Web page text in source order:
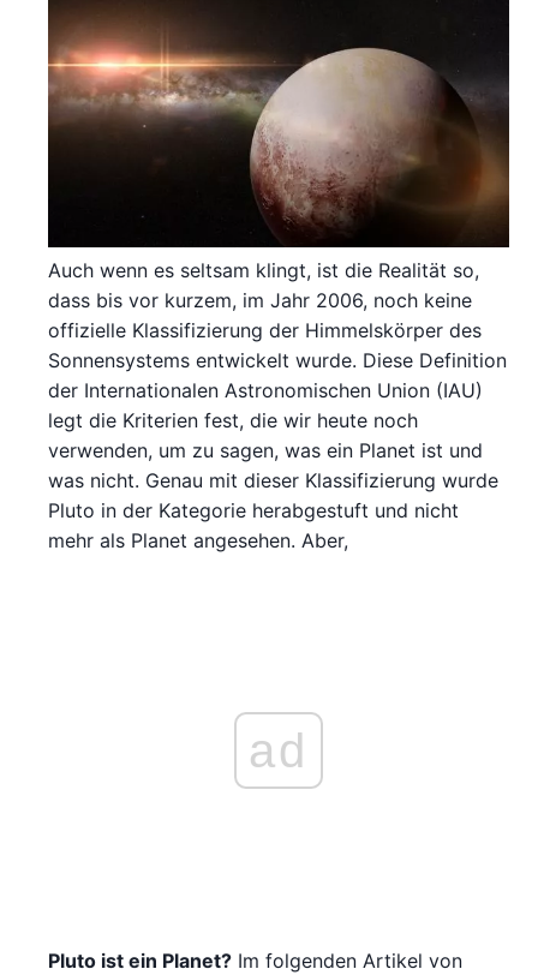
Auch wenn es seltsam klingt, ist die Realität so,
dass bis vor kurzem, im Jahr 2006, noch keine
offizielle Klassifizierung der Himmelskörper des
Sonnensystems entwickelt wurde. Diese Definition
der Internationalen Astronomischen Union (IAU)
legt die Kriterien fest, die wir heute noch
verwenden, um zu sagen, was ein Planet ist und
was nicht. Genau mit dieser Klassifizierung wurde
Pluto in der Kategorie herabgestuft und nicht
mehr als Planet angesehen. Aber,
ad
Pluto ist ein Planet? Im folgenden Artikel von